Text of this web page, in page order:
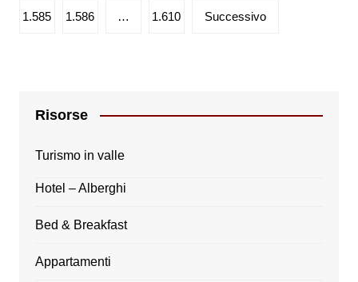
articoli
1.585 1.586 … 1.610 Successivo
Risorse
Turismo in valle
Hotel – Alberghi
Bed & Breakfast
Appartamenti